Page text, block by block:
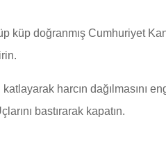
küp doğranmış Cumhuriyet
harcın dağılmasını
bastırarak kapatın.